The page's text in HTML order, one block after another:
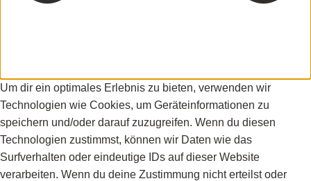
Um dir ein optimales Erlebnis zu bieten, verwenden wir
Technologien wie Cookies, um Geräteinformationen zu
speichern und/oder darauf zuzugreifen. Wenn du diesen
Technologien zustimmst, können wir Daten wie das
Surfverhalten oder eindeutige IDs auf dieser Website
verarbeiten. Wenn du deine Zustimmung nicht erteilst oder